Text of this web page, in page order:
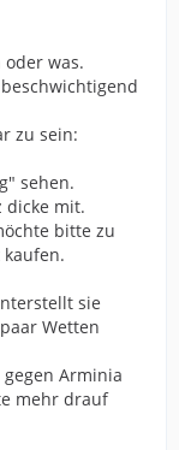
was.
zu sein:
sehen.
dicke mit.
bitte zu
sie
Wetten
Arminia
mehr drauf